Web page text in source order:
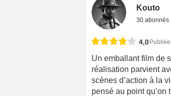
Kouto
30 abonnés
4,0
Un emballant film de
réalisation parvient
scènes d’action à la
pensé au point